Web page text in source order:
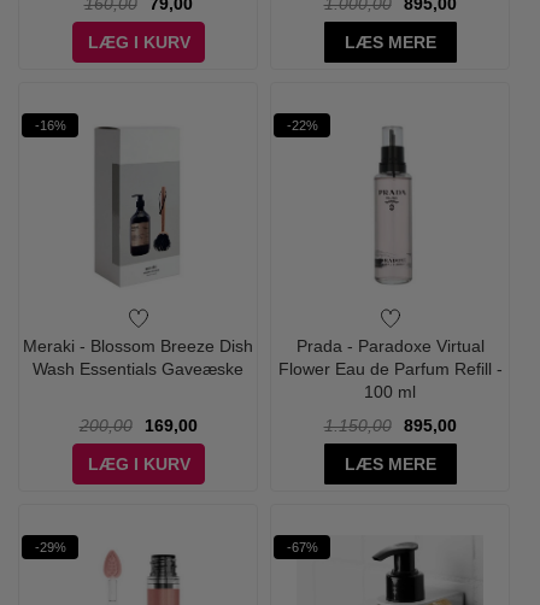
LÆG I KURV
LÆS MERE
-16%
Meraki - Blossom Breeze Dish
Wash Essentials Gaveæske
200,00
169,00
LÆG I KURV
-22%
Prada - Paradoxe Virtual
Flower Eau de Parfum Refill -
100 ml
1.150,00
895,00
LÆS MERE
-29% -67%